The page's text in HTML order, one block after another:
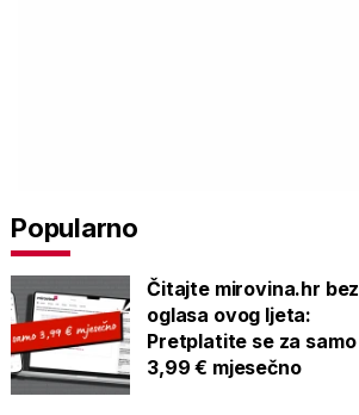
Popularno
Čitajte mirovina.hr bez
oglasa ovog ljeta:
Pretplatite se za samo
3,99 € mjesečno